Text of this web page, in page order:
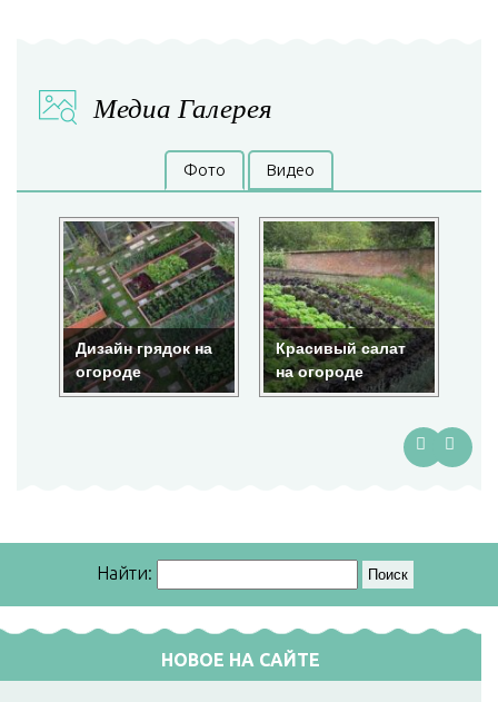
Медиа Галерея
Фото Видео
Дизайн грядок на
огороде
Красивый салат
на огороде
Найти:
НОВОЕ НА САЙТЕ